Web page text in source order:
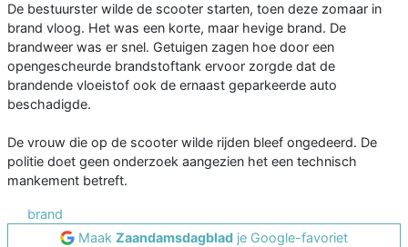
De bestuurster wilde de scooter starten, toen deze zomaar in
brand vloog. Het was een korte, maar hevige brand. De
brandweer was er snel. Getuigen zagen hoe door een
opengescheurde brandstoftank ervoor zorgde dat de
brandende vloeistof ook de ernaast geparkeerde auto
beschadigde.
De vrouw die op de scooter wilde rijden bleef ongedeerd. De
politie doet geen onderzoek aangezien het een technisch
mankement betreft.
brand
Maak Zaandamsdagblad je Google-favoriet